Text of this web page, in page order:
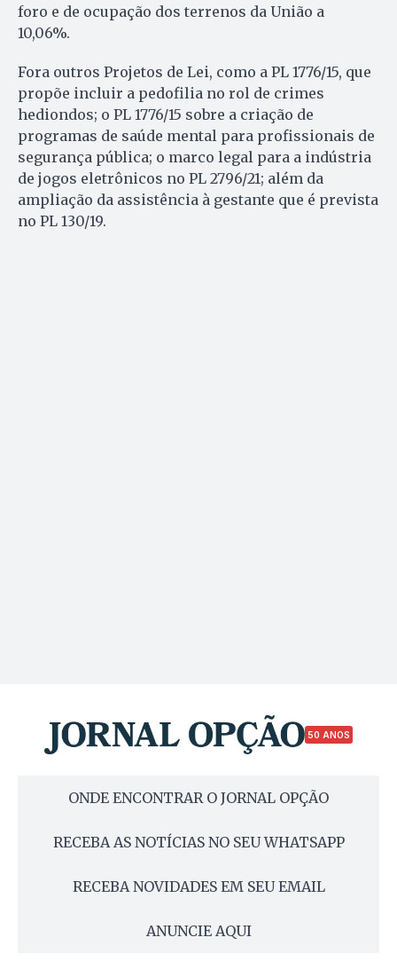
foro e de ocupação dos terrenos da União a
10,06%.
Fora outros Projetos de Lei, como a PL 1776/15, que
propõe incluir a pedofilia no rol de crimes
hediondos; o PL 1776/15 sobre a criação de
programas de saúde mental para profissionais de
segurança pública; o marco legal para a indústria
de jogos eletrônicos no PL 2796/21; além da
ampliação da assistência à gestante que é prevista
no PL 130/19.
50 ANOS
ONDE ENCONTRAR O JORNAL OPÇÃO
RECEBA AS NOTÍCIAS NO SEU WHATSAPP
RECEBA NOVIDADES EM SEU EMAIL
ANUNCIE AQUI